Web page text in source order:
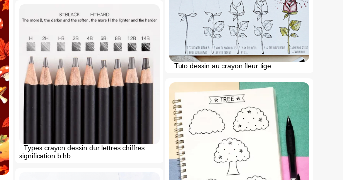
Tuto dessin au crayon fleur tige
Types crayon dessin dur lettres chiffres
signification b hb